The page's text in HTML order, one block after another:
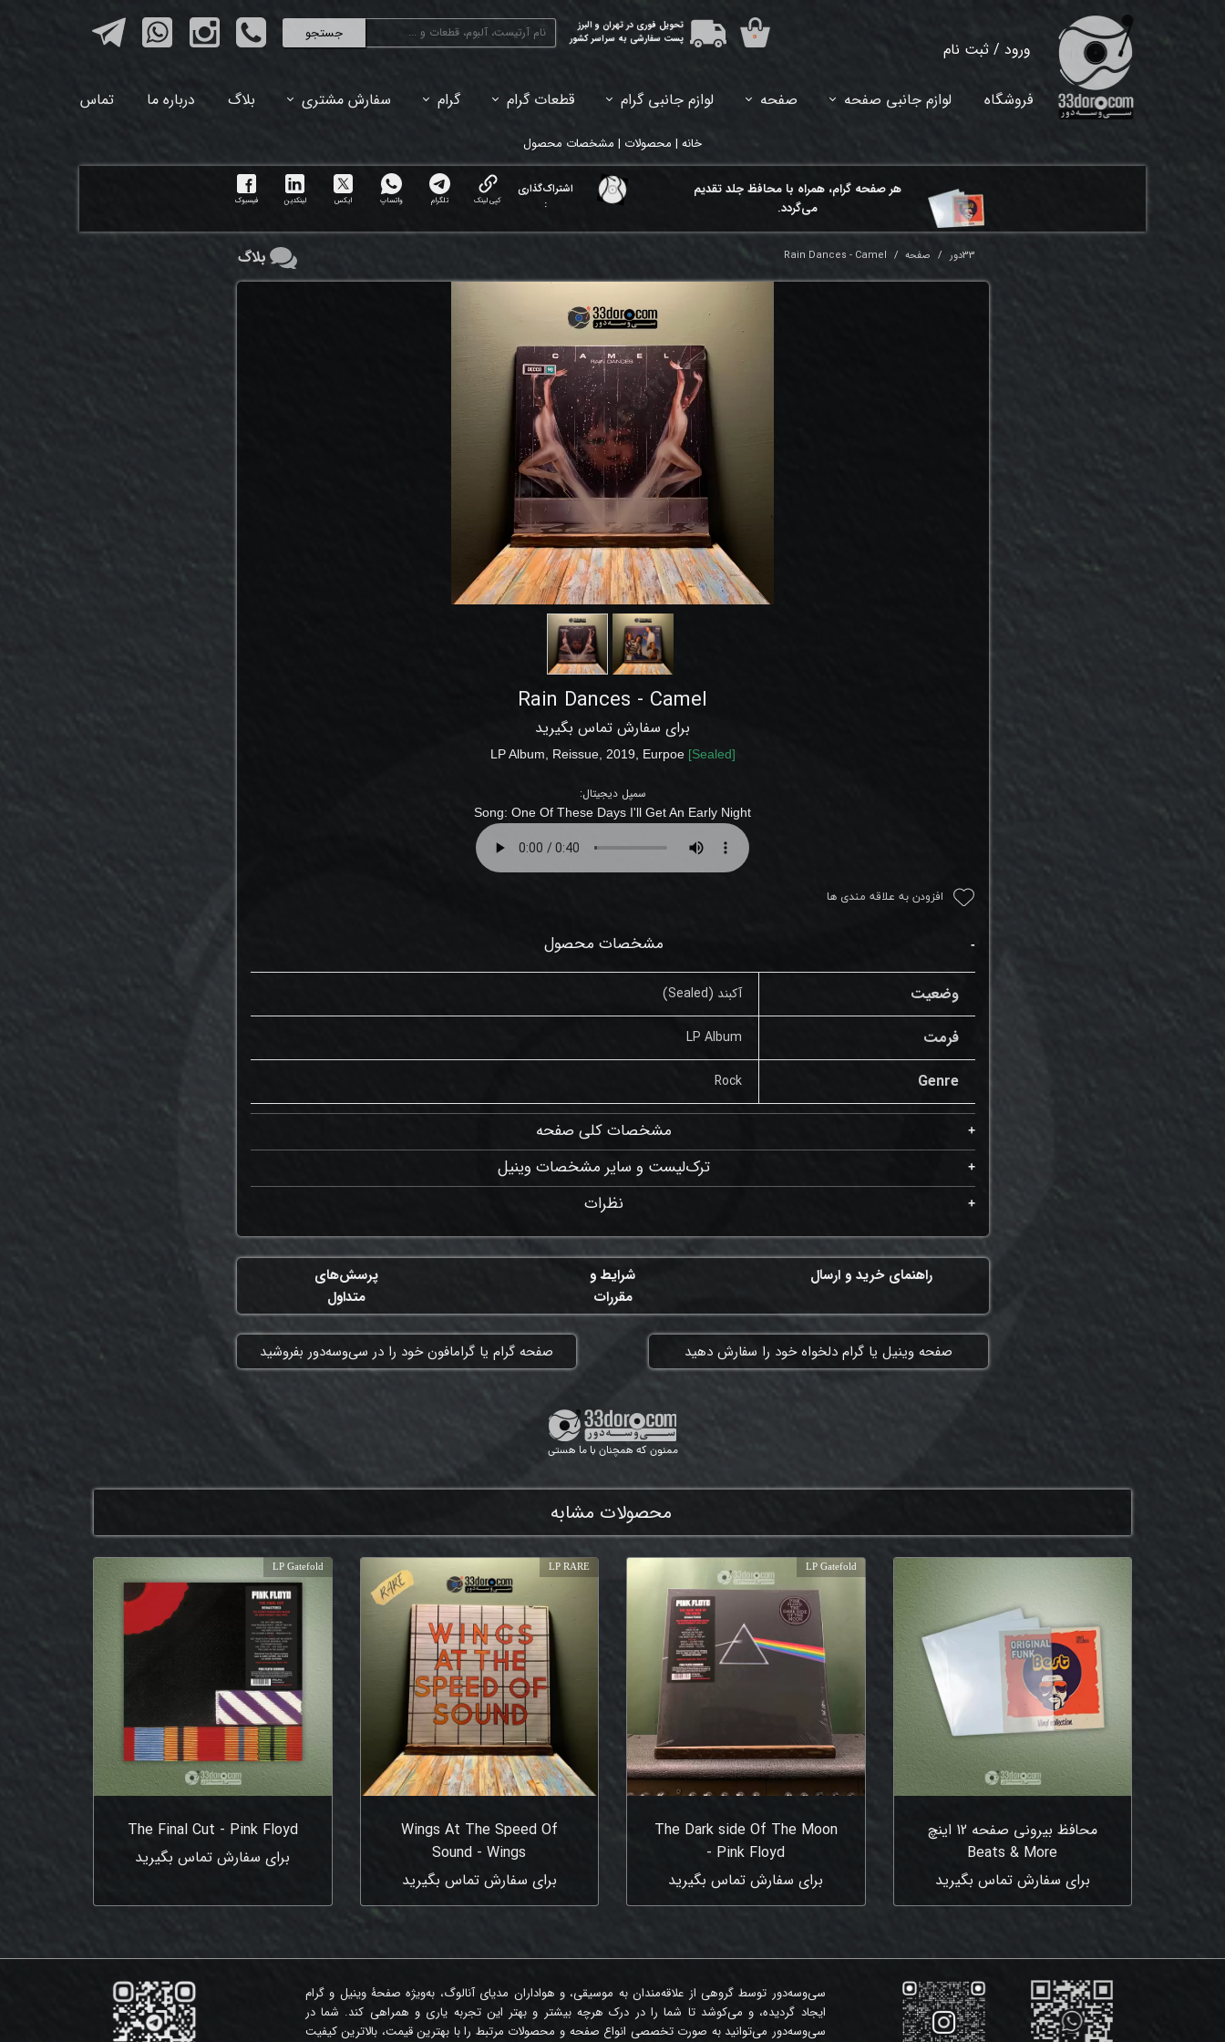
جستجو
ورود / ثبت نام
خروج از حساب کاربری
تحویل فوری در تهران و البرز
پست سفارشی به سراسر کشور
۰
فروشگاه لوازم جانبی صفحه صفحه لوازم جانبی گرام قطعات گرام گرام سفارش مشتری بلاگ درباره ما تماس
خانه | محصولات | مشخصات محصول
هر ​صفحه گرام، همراه با محافظ جلد تقدیم
می‌گردد.
اشتراک‌گذاری
:
کپی لینک تلگرام واتساپ ایکس لینکدین فیسبوک
33دور صفحه Rain Dances - Camel
Rain Dances - Camel
برای سفارش تماس بگیرید
LP Album, Reissue, 2019, Eurpoe [Sealed]
سمپل دیجیتال:
Song: One Of These Days I'll Get An Early Night
افزودن به علاقه مندی ها
مشخصات محصول
وضعیت آکبند (Sealed)
فرمت LP Album
Genre
Rock
مشخصات کلی صفحه
ترک‌لیست و سایر مشخصات وینیل
نظرات
بلاگ
شرایط و
مقررات
راهنمای خرید و ارسال
پرسش‌های
متداول
​صفحه وینیل یا گرام دلخواه خود را سفارش دهید ​صفحه گرام یا گرامافون خود را در سی‌وسه‌دور بفروشید
ممنون که همچنان با ما هستی
محصولات مشابه
محافظ بیرونی صفحه 12 اینچ
Beats & More
برای سفارش تماس بگیرید
The Dark side Of The Moon
- Pink Floyd
برای سفارش تماس بگیرید
LP Gatefold
Wings At The Speed Of
Sound - Wings
برای سفارش تماس بگیرید
LP RARE
The Final Cut - Pink Floyd
برای سفارش تماس بگیرید
LP Gatefold
سی‌وسه‌دور توسط گروهی از علاقه‌مندان به موسیقی، و هواداران مدیای آنالوگ، به‌ویژه صفحۀ وینیل و گرام
ایجاد گردیده، و می‌کوشد تا شما را در درک هرچه بیشتر و بهتر این تجربه یاری و همراهی کند. شما در
سی‌وسه‌دور می‌توانید به صورت تخصصی انواع صفحه و محصولات مرتبط را با بهترین قیمت، بالاترین کیفیت